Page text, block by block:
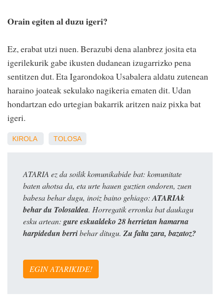
Orain egiten al duzu igeri?
Ez, erabat utzi nuen. Berazubi dena alanbrez josita eta
igerilekurik gabe ikusten dudanean izugarrizko pena
sentitzen dut. Eta Igarondokoa Usabalera aldatu zutenean
haraino joateak sekulako nagikeria ematen dit. Udan
hondartzan edo urtegian bakarrik aritzen naiz pixka bat
igeri.
KIROLA TOLOSA
ATARIA ez da soilik komunikabide bat: komunitate
baten ahotsa da, eta urte hauen guztien ondoren, zuen
babesa behar dugu, inoiz baino gehiago: ATARIAk
behar du Tolosaldea. Horregatik erronka bat daukagu
esku artean: gure eskualdeko 28 herrietan hamarna
harpidedun berribehar ditugu. Zu falta zara, bazatoz?
EGIN ATARIKIDE!